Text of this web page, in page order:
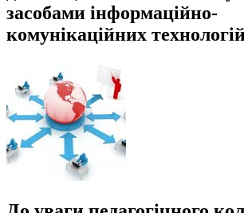
засобами інформаційно-
комунікаційних